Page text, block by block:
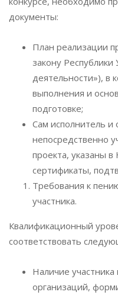
документы:
План реализации
закону
деятельности»), в
выполнения и
подготовке;
Сам исполнитель и
непосредственно
проекта, указаны
сертификаты,
Требования к
участника.
Квалификационный
соответствовать
Наличие
организаций,